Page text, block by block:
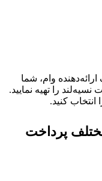
وام، شما
را تهیه نمایید.
کنید.
پرداخت